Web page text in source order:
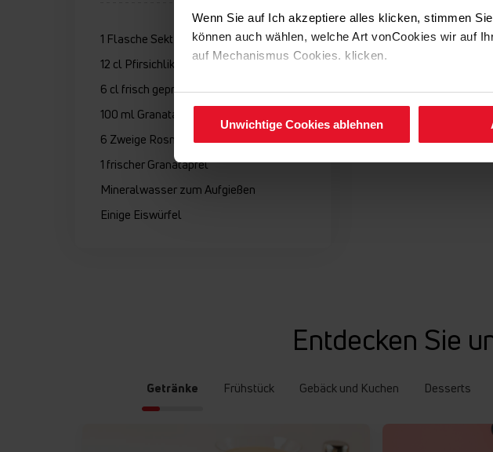
Wenn Sie auf Ich akzeptiere alles klicken, stimmen
können auch wählen, welche Art vonCookies wir auf
auf Mechanismus Cookies. klicken.
Sie können Ihre Cookie-Einstellungen jederzeit
Unwichtige Cookies ablehnen
1 Flasche Sekt
12 cl Pfirsichlikör
6 cl frisch gepresster Zitronensaft
100 ml Granatapfelsaft
6 Zweige Rosmarin
1 frischer Granatapfel
Mineralwasser zum Aufgießen
Einige Eiswürfel
In einen Shaker
Dann den
Entdecken Sie
Getränke Frühstück Gebäck und Kuchen Desserts